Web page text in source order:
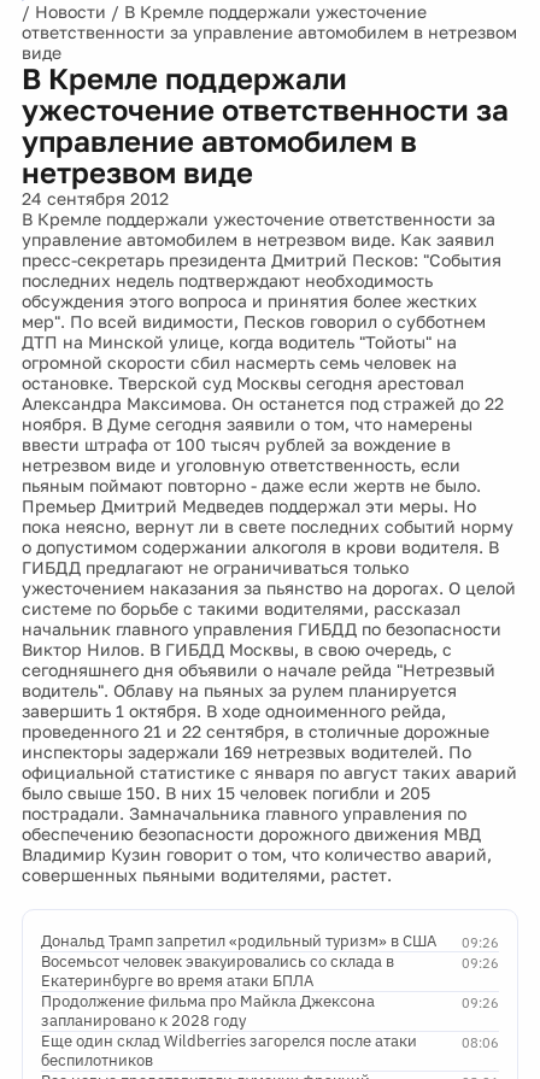
/ Новости / В Кремле поддержали ужесточение
ответственности за управление автомобилем в нетрезвом
виде
В Кремле поддержали
ужесточение ответственности за
управление автомобилем в
нетрезвом виде
24 сентября 2012
В Кремле поддержали ужесточение ответственности за
управление автомобилем в нетрезвом виде. Как заявил
пресс-секретарь президента Дмитрий Песков: "События
последних недель подтверждают необходимость
обсуждения этого вопроса и принятия более жестких
мер". По всей видимости, Песков говорил о субботнем
ДТП на Минской улице, когда водитель "Тойоты" на
огромной скорости сбил насмерть семь человек на
остановке. Тверской суд Москвы сегодня арестовал
Александра Максимова. Он останется под стражей до 22
ноября. В Думе сегодня заявили о том, что намерены
ввести штрафа от 100 тысяч рублей за вождение в
нетрезвом виде и уголовную ответственность, если
пьяным поймают повторно - даже если жертв не было.
Премьер Дмитрий Медведев поддержал эти меры. Но
пока неясно, вернут ли в свете последних событий норму
о допустимом содержании алкоголя в крови водителя. В
ГИБДД предлагают не ограничиваться только
ужесточением наказания за пьянство на дорогах. О целой
системе по борьбе с такими водителями, рассказал
начальник главного управления ГИБДД по безопасности
Виктор Нилов. В ГИБДД Москвы, в свою очередь, с
сегодняшнего дня объявили о начале рейда "Нетрезвый
водитель". Облаву на пьяных за рулем планируется
завершить 1 октября. В ходе одноименного рейда,
проведенного 21 и 22 сентября, в столичные дорожные
инспекторы задержали 169 нетрезвых водителей. По
официальной статистике с января по август таких аварий
было свыше 150. В них 15 человек погибли и 205
пострадали. Замначальника главного управления по
обеспечению безопасности дорожного движения МВД
Владимир Кузин говорит о том, что количество аварий,
совершенных пьяными водителями, растет.
09:26
Дональд Трамп запретил «родильный туризм» в США
09:26
Восемьсот человек эвакуировались со склада в
Екатеринбурге во время атаки БПЛА
09:26
Продолжение фильма про Майкла Джексона
запланировано к 2028 году
08:06
Еще один склад Wildberries загорелся после атаки
беспилотников